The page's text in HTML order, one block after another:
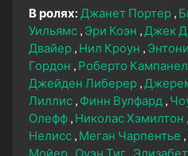
В ролях: Джанет Портер
Уильямс Эри Коэн Джек
Двайер Нил Кроун
Гордон
Роберто
Джейден Либерер
Лиллис Финн Вулфард
Олефф Николас Хэмилтон
Нелисс Меган Чарпентье
Мойер Оуэн Тиг